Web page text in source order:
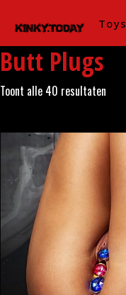
Toys
Butt Plugs
Toont alle 40 resultaten